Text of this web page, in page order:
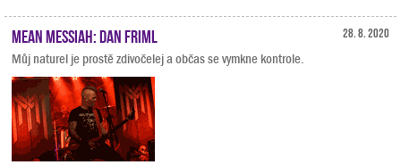
28. 8. 2020
Mean Messiah: Dan Friml
Můj naturel je prostě zdivočelej a občas se vymkne kontrole.